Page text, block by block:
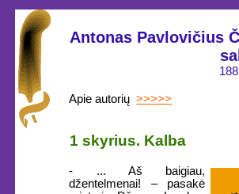
Antonas Pavlovičius
Apie autorių>>>>>
1 skyrius. Kalba
- ... Aš baigiau,
džentelmenai! – pasakė